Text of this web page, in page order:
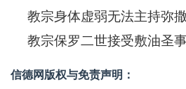
教宗身体虚弱无法主持弥
教宗保罗二世接受敷油圣
信德网版权与免责声明：